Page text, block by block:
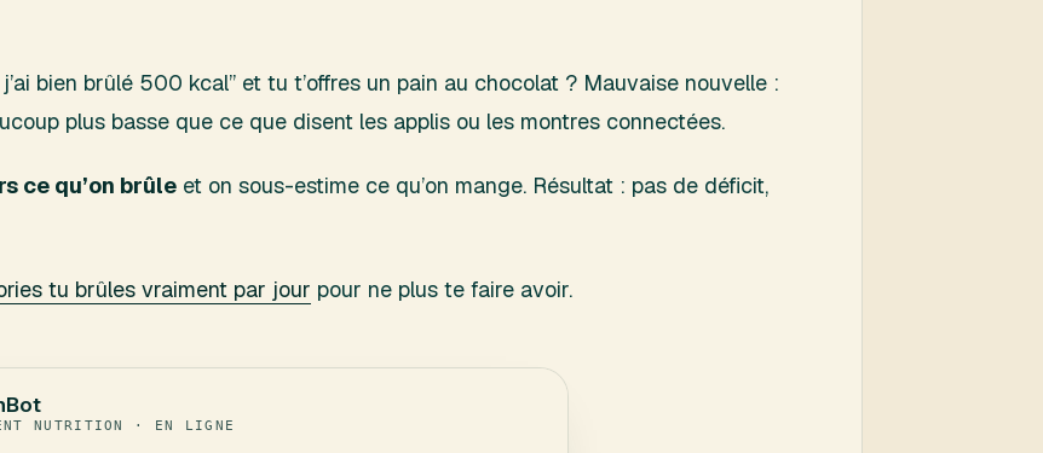
j’ai bien brûlé 500 kcal” et tu t’offres un pain au chocolat ? Mauvaise nouvelle :
plus basse que ce que disent les applis ou les montres connectées.
ce qu’on brûle et on sous-estime ce qu’on mange. Résultat : pas de déficit,
tu brûles vraiment par jour pour ne plus te faire avoir.